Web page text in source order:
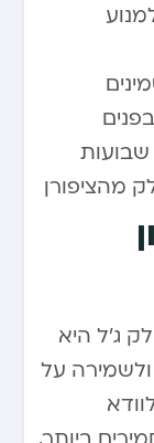
הגיעו לטיפול תחזוקה כל 2-3 שבועות
מהציפורן
ג’ל היא
על